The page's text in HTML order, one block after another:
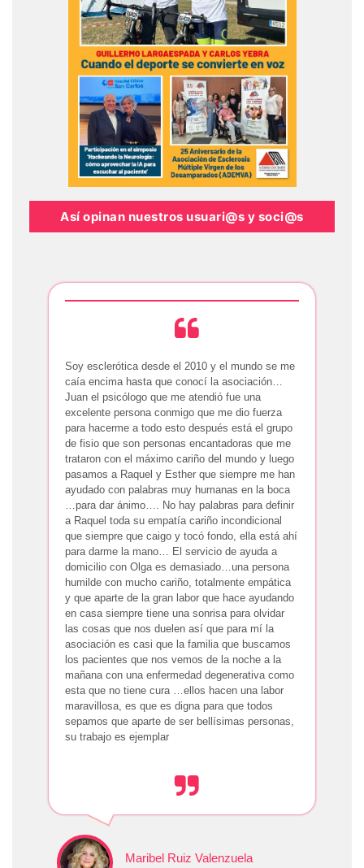
Así opinan nuestros usuari@s y soci@s
Soy esclerótica desde el 2010 y el mundo se me
caía encima hasta que conocí la asociación…
Juan el psicólogo que me atendió fue una
excelente persona conmigo que me dio fuerza
para hacerme a todo esto después está el grupo
de fisio que son personas encantadoras que me
trataron con el máximo cariño del mundo y luego
pasamos a Raquel y Esther que siempre me han
ayudado con palabras muy humanas en la boca
…para dar ánimo…. No hay palabras para definir
a Raquel toda su empatía cariño incondicional
que siempre que caigo y tocó fondo, ella está ahí
para darme la mano… El servicio de ayuda a
domicilio con Olga es demasiado…una persona
humilde con mucho cariño, totalmente empática
y que aparte de la gran labor que hace ayudando
en casa siempre tiene una sonrisa para olvidar
las cosas que nos duelen así que para mí la
asociación es casi que la familia que buscamos
los pacientes que nos vemos de la noche a la
mañana con una enfermedad degenerativa como
esta que no tiene cura …ellos hacen una labor
maravillosa, es que es digna para que todos
sepamos que aparte de ser bellísimas personas,
su trabajo es ejemplar
Maribel Ruiz Valenzuela